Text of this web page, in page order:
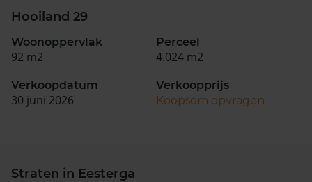
Hooiland 29
Woonoppervlak
92 m2
Perceel
4.024 m2
Verkoopdatum
30 juni 2026
Verkoopprijs
Koopsom opvragen
Straten in Eesterga